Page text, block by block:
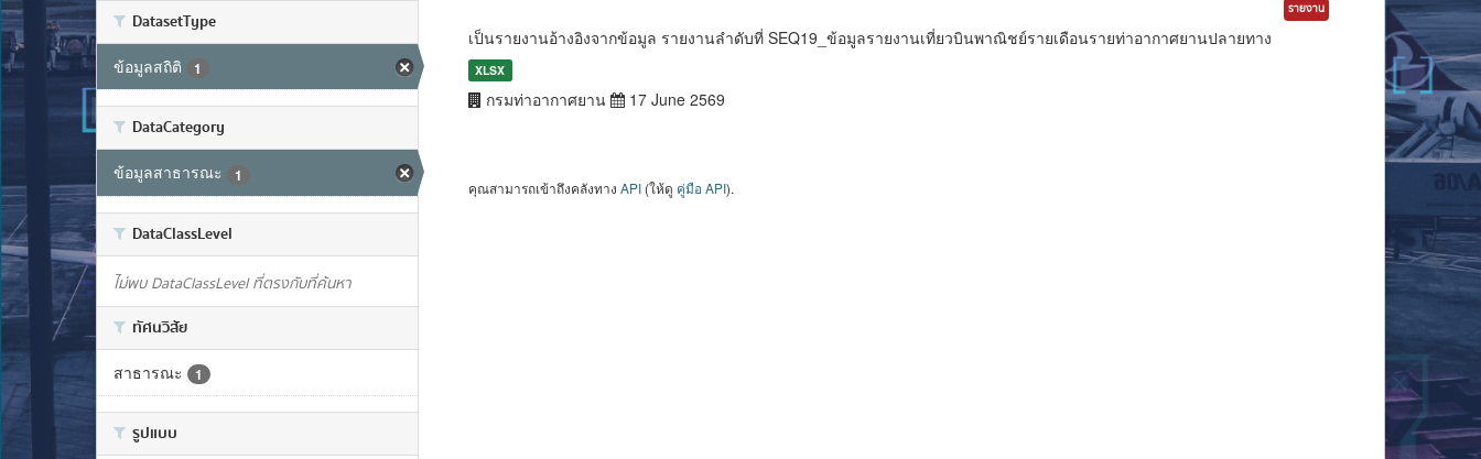
DatasetType
ข้อมูลสถิติ 1
DataCategory
ข้อมูลสาธารณะ 1
DataClassLevel
ไม่พบ DataClassLevel ที่ตรงกับที่ค้นหา
ทัศนวิสัย
สาธารณะ 1
รูปแบบ
รายงาน
เป็นรายงานอ้างอิงจากข้อมูล รายงานลำดับที่ SEQ19_ข้อมูลรายงานเที่ยวบินพาณิชย์รายเดือนรายท่าอากาศยานปลายทาง
XLSX
กรมท่าอากาศยาน 17 June 2569
คุณสามารถเข้าถึงคลังทาง API (ให้ดู คู่มือ API).